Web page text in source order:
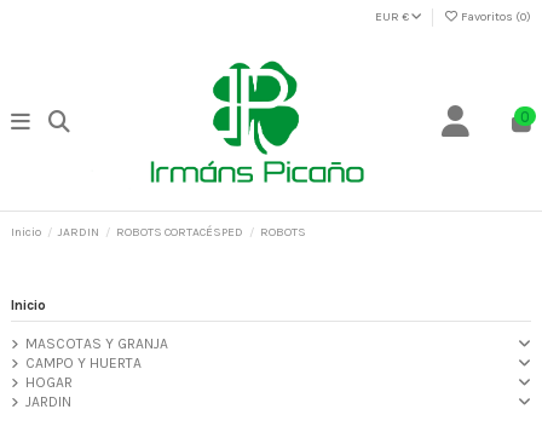
EUR € Favoritos (0)
0
Inicio JARDIN ROBOTS CORTACÉSPED ROBOTS
Inicio
MASCOTAS Y GRANJA
CAMPO Y HUERTA
HOGAR
JARDIN